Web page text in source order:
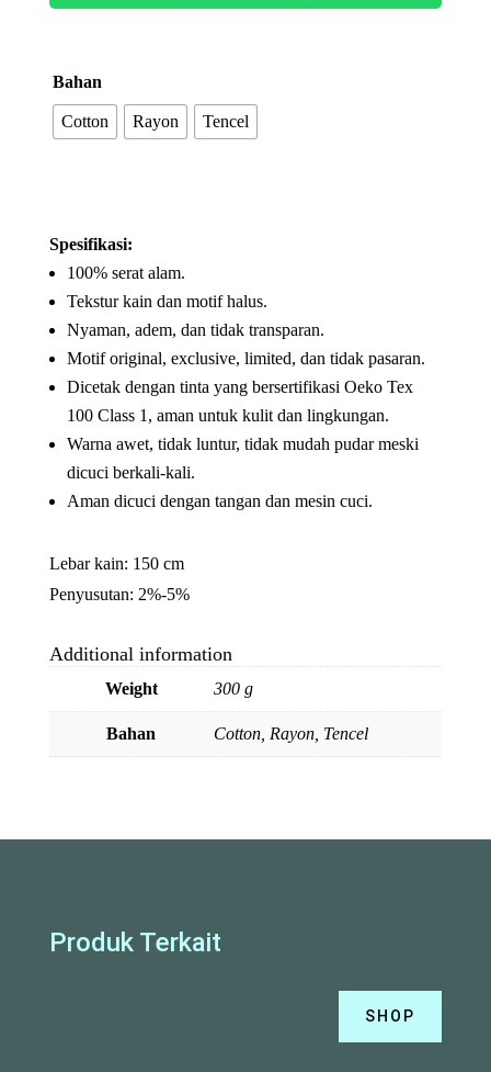
through
Bahan
Cotton Rayon Tencel
Spesifikasi:
100% serat alam.
Tekstur kain dan motif halus.
Nyaman, adem, dan tidak transparan.
Motif original, exclusive, limited, dan tidak pasaran.
Dicetak dengan tinta yang bersertifikasi Oeko Tex
100 Class 1, aman untuk kulit dan lingkungan.
Warna awet, tidak luntur, tidak mudah pudar meski
dicuci berkali-kali.
Aman dicuci dengan tangan dan mesin cuci.
Lebar kain: 150 cm
Penyusutan: 2%-5%
Additional information
Weight 300 g
Bahan Cotton, Rayon, Tencel
Produk Terkait
SHOP